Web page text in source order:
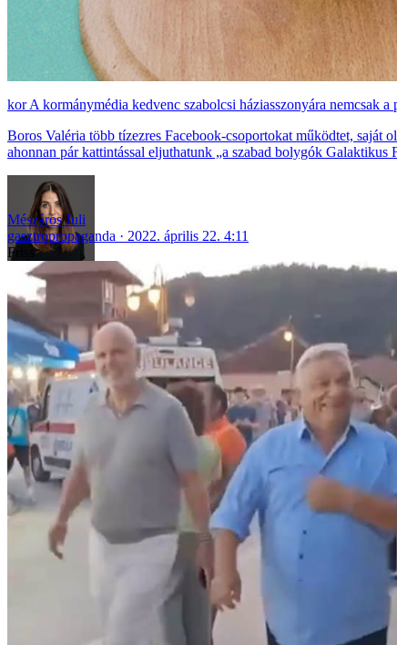
A kormánymédia kedvenc szabolcsi háziasszonyára nemcsak
Boros Valéria több tízezres Facebook-csoportokat működtet, saját
ahonnan pár kattintással eljuthatunk „a szabad bolygók Galaktikus
Mészáros Juli
gasztropropaganda
2022. április 22. 4:11
Friss